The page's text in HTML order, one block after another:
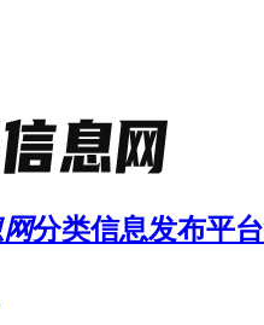
分类信息发布平台